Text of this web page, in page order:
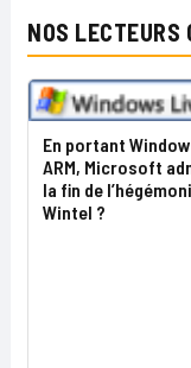
NOS LECTEURS
En portant
ARM, Microsoft
la fin de
Wintel ?